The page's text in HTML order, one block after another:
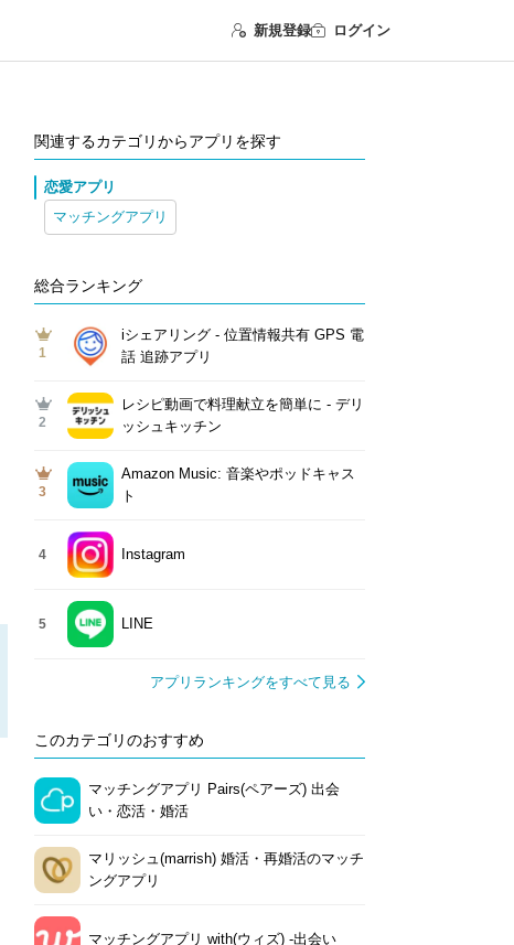
新規登録 ログイン
関連するカテゴリからアプリを探す
恋愛アプリ
マッチングアプリ
総合ランキング
1
iシェアリング - 位置情報共有 GPS 電
話 追跡アプリ
2
レシピ動画で料理献立を簡単‪に - デリ
ッシュキッチン
3
Amazon Music: 音楽やポッドキャス
ト
4 Instagram
5 LINE
アプリランキングをすべて見る
このカテゴリのおすすめ
マッチングアプリ Pairs(ペアーズ) 出会
い・恋活・婚活
マリッシュ(marrish) 婚活・再婚活のマッチ
ングアプリ
マッチングアプリ with(ウィズ) -出会い